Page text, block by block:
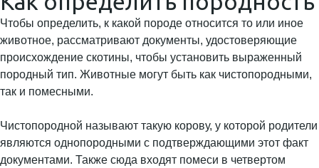
Чтобы определить, к какой породе относится то или иное
животное, рассматривают документы, удостоверяющие
происхождение скотины, чтобы установить выраженный
породный тип. Животные могут быть как чистопородными,
так и помесными.
Чистопородной называют такую корову, у которой родители
являются однопородными с подтверждающими этот факт
документами. Также сюда входят помеси в четвертом